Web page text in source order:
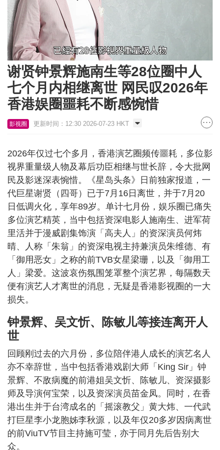
Unmute Loaded:
32.36%
谢贤钟景辉施南生等28位圈中人
七个月内相继离世 网民叹2026年
香港娱圈噩耗不断感惋惜
影视圈 更新时间：12:30 2026-07-23 HKT
2026年仅过七个多月，香港演艺圈频传噩耗，多位影
视界重量级人物及幕后功臣相继与世长辞，令大批网
民及影迷深表惋惜。《星岛头条》日前独家报道，一
代巨星谢贤（四哥）已于7月16日离世，并于7月20
日低调火化，享年89岁。单计七月份，娱乐圈已痛失
多位演艺精英，当中包括资深电影人施南生、进军荷
里活并于漫威剧集饰演「高夫人」的资深演员何炜
晴、人称「朱翁」的资深电视主持兼演员朱维德、有
「御用恶女」之称的前TVB女星梁珊，以及「御用工
人」梁爱。这波哀伤氛围笼罩整个演艺界，每隔数天
便有演艺人才离世的消息，无疑是香港影视圈的一大
损失。
钟景辉、吴文忻、陈敏儿等接连离开人
世
回顾刚过去的六月份，多位陪伴港人成长的演艺名人
亦不幸辞世，当中包括香港戏剧大师「King Sir」钟
景辉、不敌病魔的前港姐吴文忻、陈敏儿、资深摄影
师及导演何宝荣，以及资深演员苗金凤。同时，在香
港出生并于台湾成名的「摇滚教父」黄大炜、一代武
打巨星李小龙胞姊李秋源，以及年仅20多岁因病离世
的前ViuTV节目主持施可莹，亦于同月先后告别大
众。